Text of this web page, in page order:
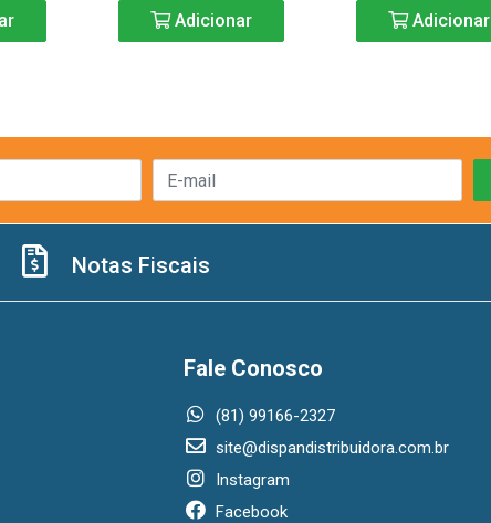
Adicionar Adicionar
Notas Fiscais
Fale Conosco
(81) 99166-2327
site@dispandistribuidora.com.br
Instagram
Facebook